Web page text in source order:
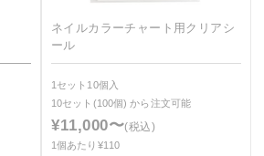
ネイルカラーチャート用クリアシ
ール
1セット10個入
10セット(100個)から注文可能
¥11,000〜(税込)
1個あたり¥110